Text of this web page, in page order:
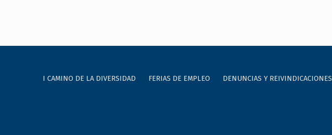
I CAMINO DE LA DIVERSIDAD FERIAS DE EMPLEO DENUNCIAS Y REIVINDICACIONES